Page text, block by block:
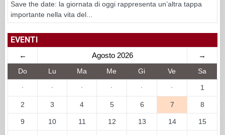
Save the date: la giornata di oggi rappresenta un’altra tappa
importante nella vita del...
EVENTI
← Agosto 2026 →
Do Lu Ma Me Gi Ve Sa
· · · · · · 1
2 3 4 5 6 7 8
9 10 11 12 13 14 15